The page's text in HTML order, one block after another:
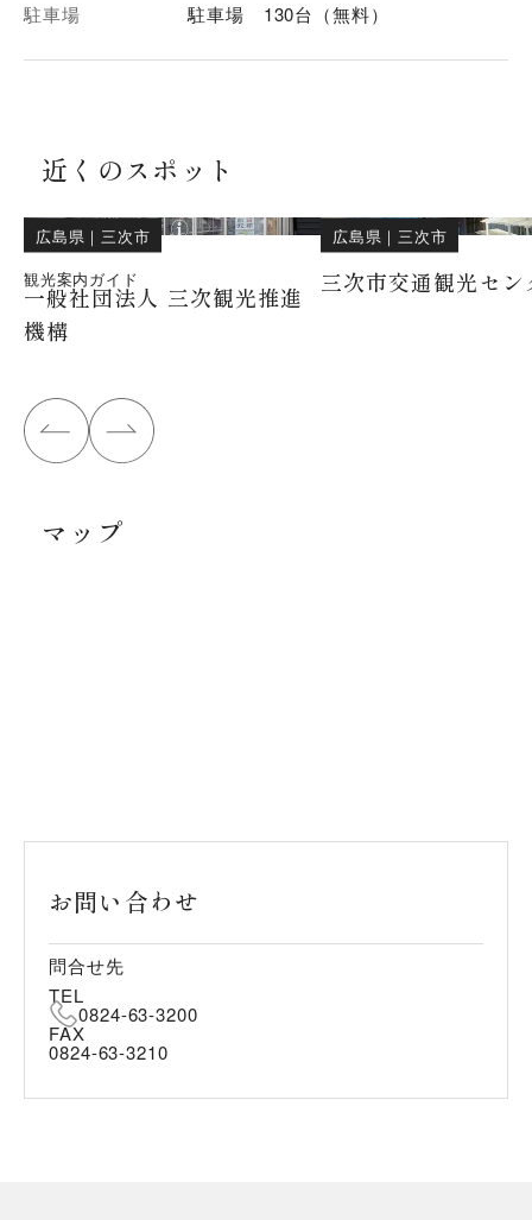
駐車場 駐車場 130台（無料）
近くのスポット
広島県 ｜ 三次市
観光案内ガイド
一般社団法人 三次観光推進
機構
広島県 ｜ 三次市
三次市交通観光セン
マップ
お問い合わせ
問合せ先
TEL
0824-63-3200
FAX
0824-63-3210